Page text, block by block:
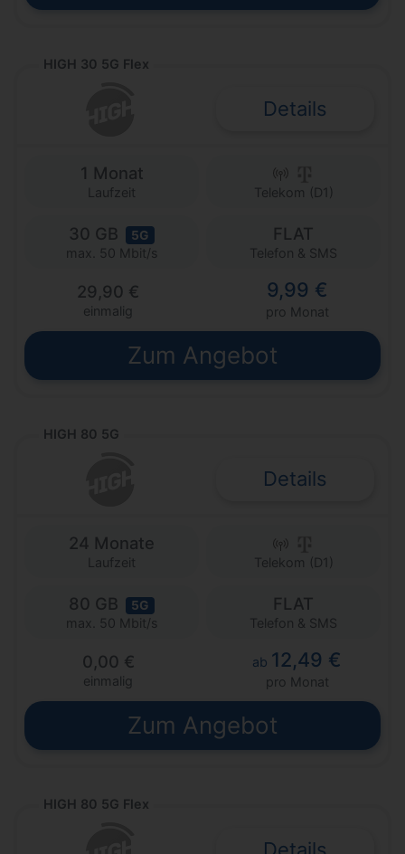
HIGH 30 5G Flex
Details
1 Monat
Laufzeit Telekom (D1)
30 GB 5G
max. 50 Mbit/s
FLAT
Telefon & SMS
29,90 €
einmalig
9,99 €
pro Monat
Zum Angebot
HIGH 80 5G
Details
24 Monate
Laufzeit Telekom (D1)
80 GB 5G
max. 50 Mbit/s
FLAT
Telefon & SMS
0,00 €
einmalig
ab 12,49 €
pro Monat
Zum Angebot
HIGH 80 5G Flex
Details